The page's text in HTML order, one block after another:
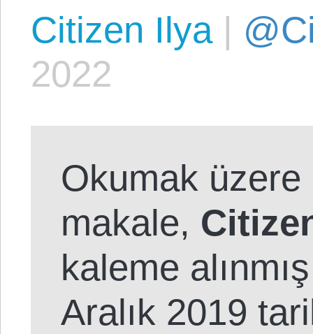
Citizen Ilya |
2022
Okumak
makale,
kaleme
Aralık 2019